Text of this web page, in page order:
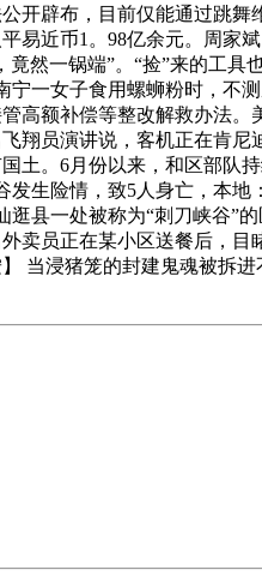
辟布，目前仅能通过跳
近币1。98亿余元。周家
然一锅端”。“捡”来的工
一女子食用螺蛳粉时，不
额补偿等整改解救办法
员演讲说，客机正在肯
。6月份以来，和区部队
生险情，致5人身亡，本
县一处被称为“刺刀峡谷”
员正在某小区送餐后，
当浸猪笼的封建鬼魂被拆